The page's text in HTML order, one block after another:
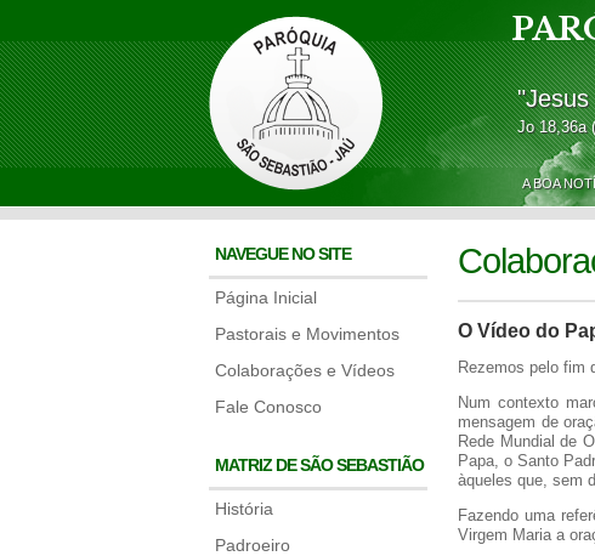
Jo 18,36a
A BOA
NAVEGUE NO SITE
Página Inicial
Pastorais e Movimentos
Colaborações e Vídeos
Fale Conosco
MATRIZ DE SÃO SEBASTIÃO
História
Padroeiro
O Vídeo do
Rezemos pelo fim
Num contexto
mensagem de
Rede Mundial de
Papa, o Santo
àqueles que, sem
Fazendo uma
Virgem Maria a